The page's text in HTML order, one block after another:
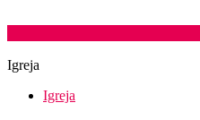
Igreja
Igreja